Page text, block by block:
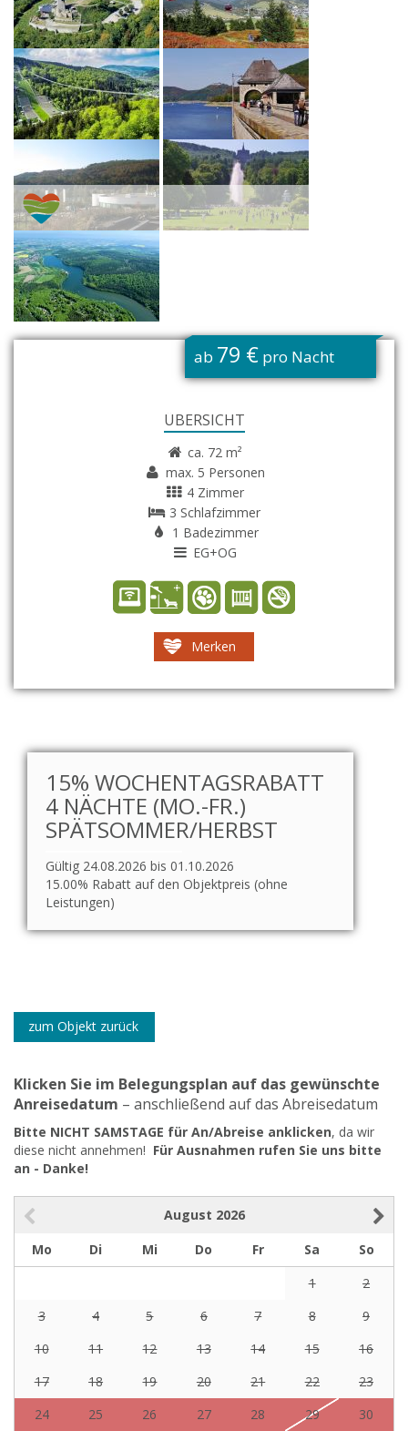
ab 79 € pro Nacht
ÜBERSICHT
ca. 72 m²
max. 5 Personen
4 Zimmer
3 Schlafzimmer
1 Badezimmer
EG+OG
Merken
15% WOCHENTAGSRABATT
4 NÄCHTE (MO.-FR.)
SPÄTSOMMER/HERBST
Gültig 24.08.2026 bis 01.10.2026
15.00% Rabatt auf den Objektpreis (ohne
Leistungen)
zum Objekt zurück
Klicken Sie im Belegungsplan auf das gewünschte
Anreisedatum – anschließend auf das Abreisedatum
Bitte NICHT SAMSTAGE für An/Abreise anklicken, da wir
diese nicht annehmen! Für Ausnahmen rufen Sie uns bitte
an - Danke!
August 2026
Mo
Di Mi Do Fr Sa
So
1
2
3
4 5 6 7 8
9
10
11 12 13 14 15
16
17
18 19 20 21 22
23
24
25 26 27 28 29 30